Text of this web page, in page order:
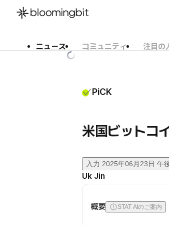
ニュース コミュニティ
注目の
PiCK
米国ビットコ
入力 2025年06月23日 午
Uk Jin
概要 STAT AIのご案内